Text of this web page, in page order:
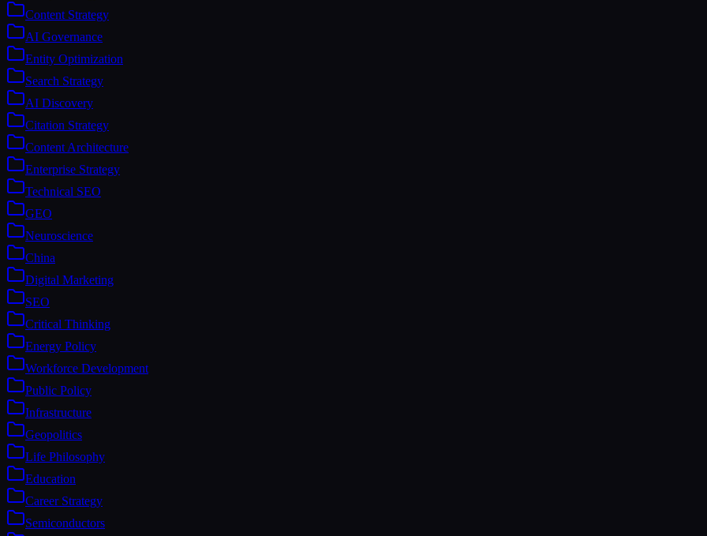
Content Strategy
AI Governance
Entity Optimization
Search Strategy
AI Discovery
Citation Strategy
Content Architecture
Enterprise Strategy
Technical SEO
GEO
Neuroscience
China
Digital Marketing
SEO
Critical Thinking
Energy Policy
Workforce Development
Public Policy
Infrastructure
Geopolitics
Life Philosophy
Education
Career Strategy
Semiconductors